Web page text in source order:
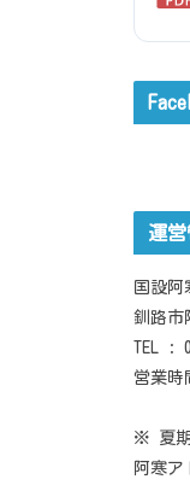
運
国設阿
釧路市
TEL :
営業
※ 夏期
阿寒ア